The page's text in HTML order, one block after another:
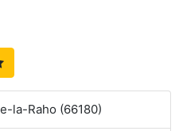
la-Raho (66180)